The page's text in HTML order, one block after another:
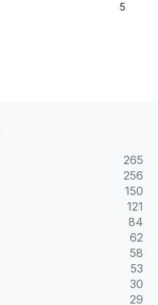
5
265
256
150
121
84
62
58
53
30
29